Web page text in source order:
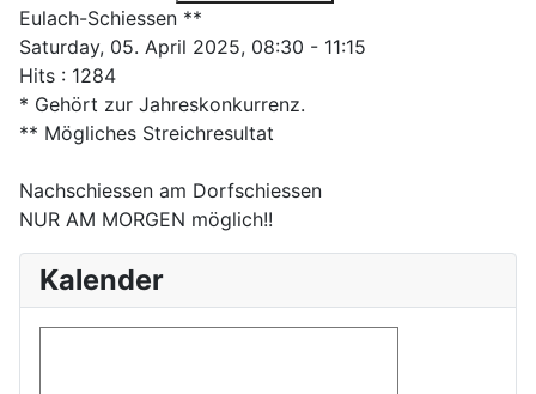
Eulach-Schiessen **
Saturday, 05. April 2025, 08:30 - 11:15
Hits : 1284
* Gehört zur Jahreskonkurrenz.
** Mögliches Streichresultat
Nachschiessen am Dorfschiessen
NUR AM MORGEN möglich!!
Kalender